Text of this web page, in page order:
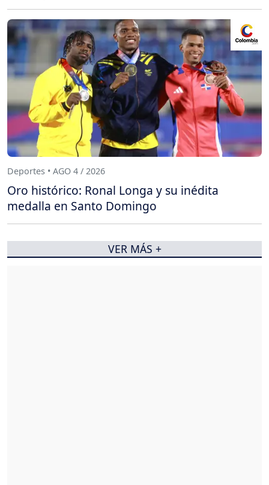
Deportes • AGO 4 / 2026
Oro histórico: Ronal Longa y su inédita
medalla en Santo Domingo
VER MÁS +